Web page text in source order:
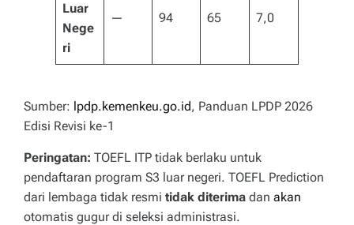
Luar
Nege
ri
— 94 65 7,0
Sumber: lpdp.kemenkeu.go.id, Panduan LPDP 2026
Edisi Revisi ke-1
Peringatan: TOEFL ITP tidak berlaku untuk
pendaftaran program S3 luar negeri. TOEFL Prediction
dari lembaga tidak resmi tidak diterima dan akan
otomatis gugur di seleksi administrasi.